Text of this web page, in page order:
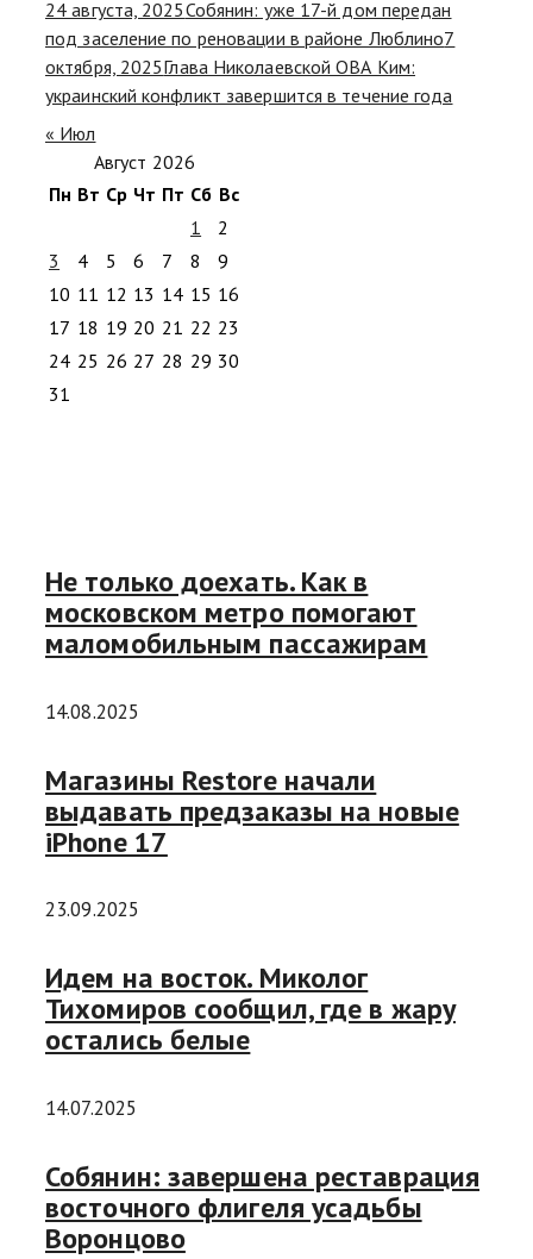
24 августа, 2025Собянин: уже 17-й дом передан
под заселение по реновации в районе Люблино7
октября, 2025Глава Николаевской ОВА Ким:
украинский конфликт завершится в течение года
« Июл
Август 2026
Пн Вт Ср Чт Пт Сб Вс
1
2
3
4 5 6 7 8
9
10 11 12 13 14 15 16
17 18 19 20 21 22 23
24 25 26 27 28 29 30
31
Не только доехать. Как в
московском метро помогают
маломобильным пассажирам
14.08.2025
Магазины Restore начали
выдавать предзаказы на новые
iPhone 17
23.09.2025
Идем на восток. Миколог
Тихомиров сообщил, где в жару
остались белые
14.07.2025
Собянин: завершена реставрация
восточного флигеля усадьбы
Воронцово